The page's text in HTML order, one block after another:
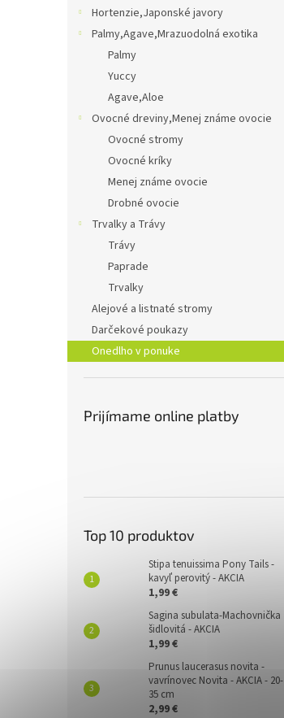
Hortenzie,Japonské javory
Palmy,Agave,Mrazuodolná exotika
Palmy
Yuccy
Agave,Aloe
Ovocné dreviny,Menej známe ovocie
Ovocné stromy
Ovocné kríky
Menej známe ovocie
Drobné ovocie
Trvalky a Trávy
Trávy
Paprade
Trvalky
Alejové a listnaté stromy
Darčekové poukazy
Onedlho v ponuke
Prijímame online platby
Top 10 produktov
Stipa tenuissima Pony Tails -
kavyľ perovitý - AKCIA
1,99 €
Sagina subulata-Machovnička
šidlovitá - AKCIA
1,99 €
Prunus laucerasus novita -
vavrínovec Novita - AKCIA - 20-
35 cm
2,99 €